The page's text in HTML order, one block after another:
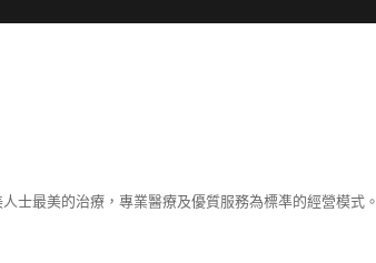
士最美的治療，專業醫療及優質服務為標凖的經營模式。